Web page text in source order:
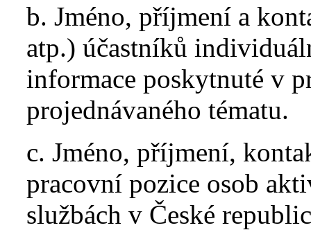
b. Jméno, příjmení a
atp.) účastníků
informace poskytnuté v
projednávaného tématu.
c. Jméno, příjmení,
pracovní pozice osob
službách v České